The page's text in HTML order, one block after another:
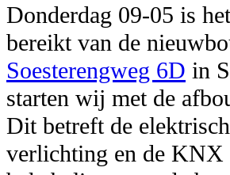
Donderdag 09-05 is
bereikt van de
Soesterengweg 6D in
starten wij met de
Dit betreft de
verlichting en de KNX